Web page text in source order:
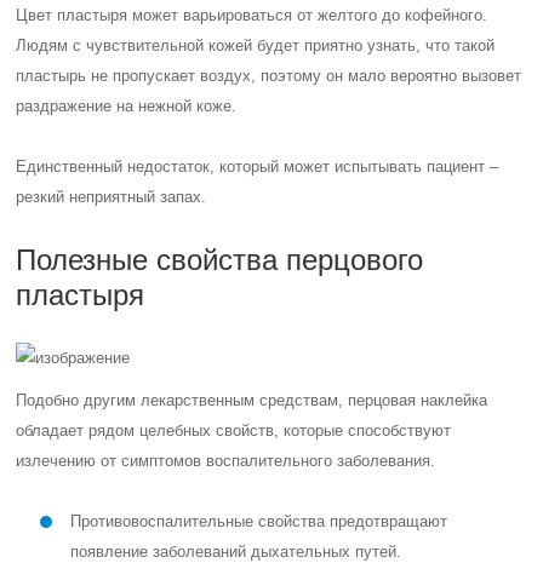
Цвет пластыря может варьироваться от желтого до кофейного.
Людям с чувствительной кожей будет приятно узнать, что такой
пластырь не пропускает воздух, поэтому он мало вероятно вызовет
раздражение на нежной коже.
Единственный недостаток, который может испытывать пациент –
резкий неприятный запах.
Полезные свойства перцового
пластыря
Подобно другим лекарственным средствам, перцовая наклейка
обладает рядом целебных свойств, которые способствуют
излечению от симптомов воспалительного заболевания.
Противовоспалительные свойства предотвращают
появление заболеваний дыхательных путей.